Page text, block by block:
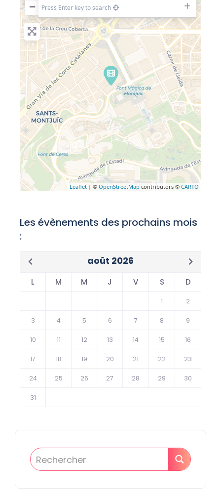
−
Press Enter key to search
Leaflet | © OpenStreetMap contributors © CARTO
Les évènements des prochains mois
:
août 2026
L M M J V S D
1 2
3 4 5 6 7 8 9
10 11 12 13 14 15 16
17 18 19 20 21 22 23
24 25 26 27 28 29 30
31